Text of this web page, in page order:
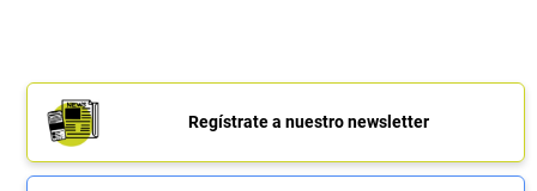
Regístrate a nuestro newsletter